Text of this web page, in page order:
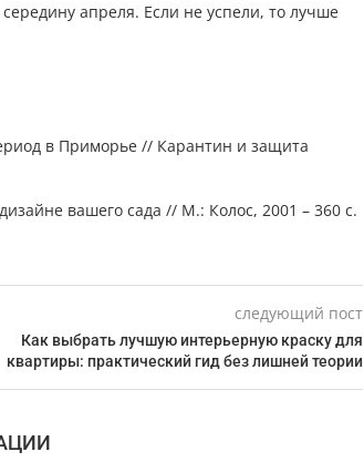
апреля. Если не успели, то лучше
в Приморье // Карантин и защита
вашего сада // М.: Колос, 2001 – 360 с.
следующий пост
Как выбрать лучшую интерьерную краску для
квартиры: практический гид без лишней теории